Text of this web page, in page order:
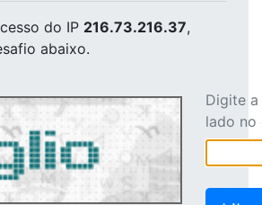
do IP 216.73.216.37,
abaixo.
Digite
lado no